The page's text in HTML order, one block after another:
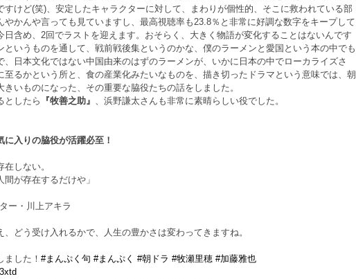
すけど(笑)、安定したキャラクターに対して、まわりが個性的、そこに救われている部
やかんや言っても見ていますし、最高視聴率も23.8％と非常に好調な数字をキープして
日含め、2回でラストを迎えます。おそらく、大きく物語が変化することはないんです
というものを通して、戦前戦後集というのかな、僕のラーメンと愛国という本の中でも
、日本文化ではない中国由来のはずのラーメンが、いかに日本の中でローカライズさ
至るかという所と、食の産業化みたいなものを、描き切ったドラマという意味では、朝
きいものになった、その重要な脇役たちの話をしました。
としたら
『牧善之助』 、浜野謙太さんも非常に素晴らしい役でした。
入りの脇役が活躍必至！
在しない。
が存在するだけや」
ー・川上アキラ
どう受け入れるかで、人生の豊かさは変わってきますね。
ました！ #まんぷく句 #まんぷく #朝ドラ #牧瀬里穂 #加藤雅也